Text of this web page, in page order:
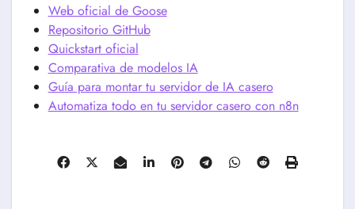
Web oficial de Goose
Repositorio GitHub
Quickstart oficial
Comparativa de modelos IA
Guía para montar tu servidor de IA casero
Automatiza todo en tu servidor casero con n8n